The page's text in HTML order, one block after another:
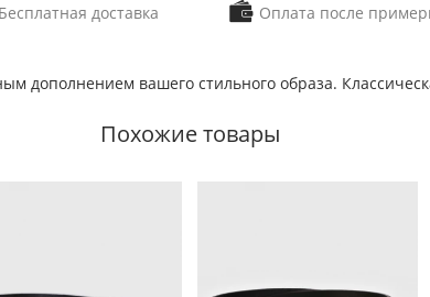
Бесплатная доставка Оплата после
дополнением вашего стильного образа.
Похожие товары